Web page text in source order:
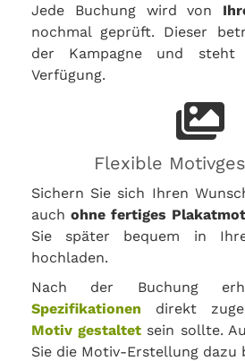
Jede Buchung wird von
nochmal geprüft. Dieser
der Kampagne und
Verfügung.
Flexible
Sichern Sie sich Ihren
auch ohne fertiges
Sie später bequem in
hochladen.
Nach der Buchung
Spezifikationen direkt
Motiv gestaltet sein sollte.
Sie die Motiv-Erstellung dazu